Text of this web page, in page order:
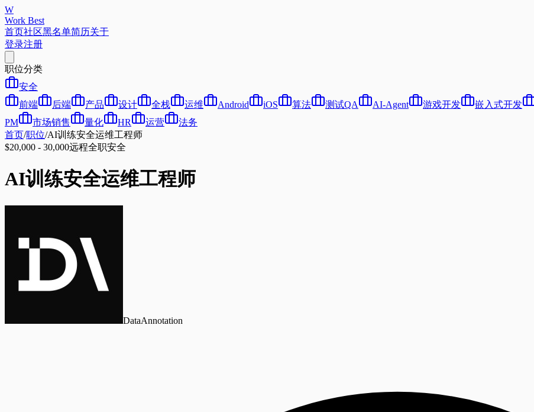
W
Work Best
首页社区黑名单简历关于
登录注册
职位分类
安全
前端
后端 产品 设计 全栈 运维 Android iOS 算法 测试QA AI-Agent 游戏开发 嵌入式开发
PM
市场销售 量化 HR 运营
法务
首页/职位/AI训练安全运维工程师
$20,000 - 30,000远程全职安全
AI训练安全运维工程师
DataAnnotation